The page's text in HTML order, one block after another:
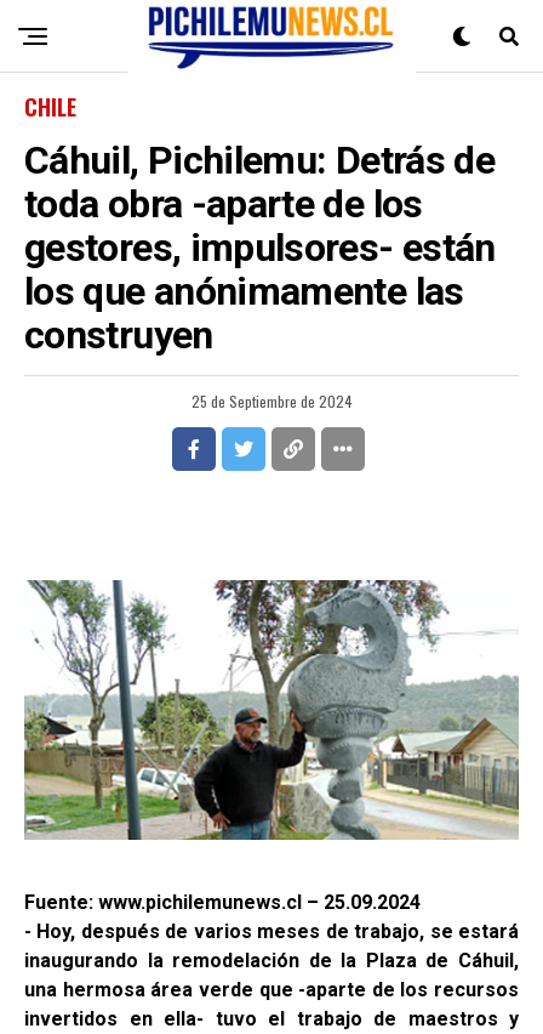
CHILE
Cáhuil, Pichilemu: Detrás de
toda obra -aparte de los
gestores, impulsores- están
los que anónimamente las
construyen
25 de Septiembre de 2024
Fuente: www.pichilemunews.cl – 25.09.2024
- Hoy, después de varios meses de trabajo, se estará
inaugurando la remodelación de la Plaza de Cáhuil,
una hermosa área verde que -aparte de los recursos
invertidos en ella- tuvo el trabajo de maestros y